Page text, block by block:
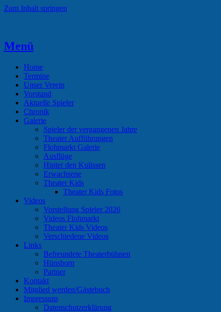
Zum Inhalt springen
Theaterverein Hünsborn
Menü
Home
Termine
Unser Verein
Vorstand
Aktuelle Spieler
Chronik
Galerie
Spieler der vergangenen Jahre
Theater Aufführungen
Flohmarkt Galerie
Ausflüge
Hinter den Kulissen
Erwachsene
Theater Kids
Theater Kids Fotos
Videos
Vorstellung Spieler 2026
Videos Flohmarkt
Theater Kids Videos
Verschiedene Videos
Links
Befreundete Theaterbühnen
Hünsborn
Partner
Kontakt
Mitglied werden/Gästebuch
Impressum
Datenschutzerklärung